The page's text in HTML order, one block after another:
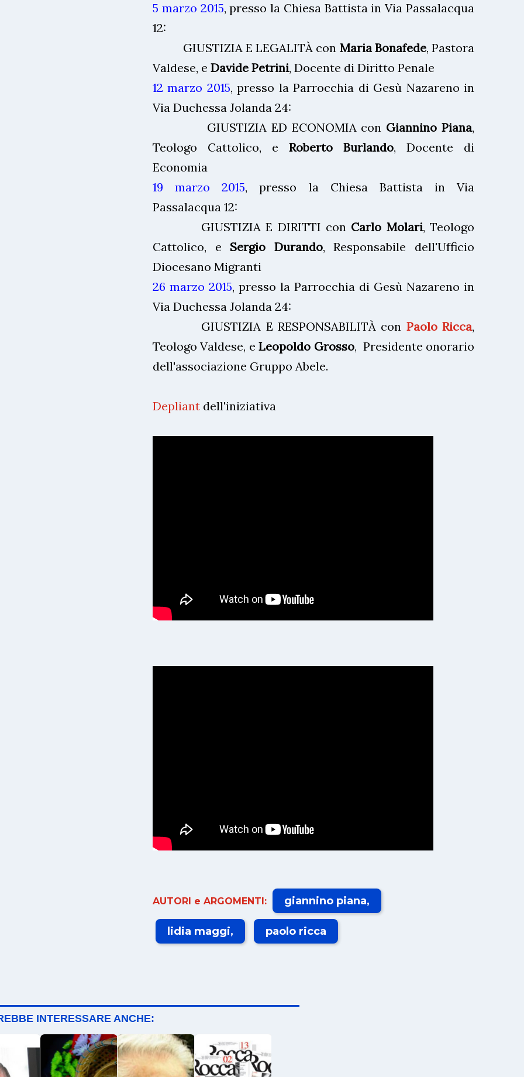
5 marzo 2015, presso la Chiesa Battista in Via Passalacqua
12:
GIUSTIZIA E LEGALITÀ con Maria Bonafede, Pastora
Valdese, e Davide Petrini, Docente di Diritto Penale
12 marzo 2015, presso la Parrocchia di Gesù Nazareno in
Via Duchessa Jolanda 24:
GIUSTIZIA ED ECONOMIA con Giannino Piana,
Teologo Cattolico, e Roberto Burlando, Docente di
Economia
19 marzo 2015, presso la Chiesa Battista in Via
Passalacqua 12:
GIUSTIZIA E DIRITTI con Carlo Molari, Teologo
Cattolico, e Sergio Durando, Responsabile dell'Ufficio
Diocesano Migranti
26 marzo 2015, presso la Parrocchia di Gesù Nazareno in
Via Duchessa Jolanda 24:
GIUSTIZIA E RESPONSABILITÀ con Paolo Ricca,
Teologo Valdese, eLeopoldo Grosso, Presidente onorario
dell'associazione Gruppo Abele.
Depliant dell'iniziativa
AUTORI e ARGOMENTI: giannino piana
lidia maggi paolo ricca
INTERESSARE ANCHE: